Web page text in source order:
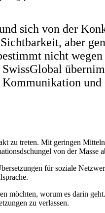
sich von der
aber
nicht wegen
SwissGlobal
zu treten. Mit geringen
von der Masse
für soziale
möchten, worum es darin
zu verlassen.